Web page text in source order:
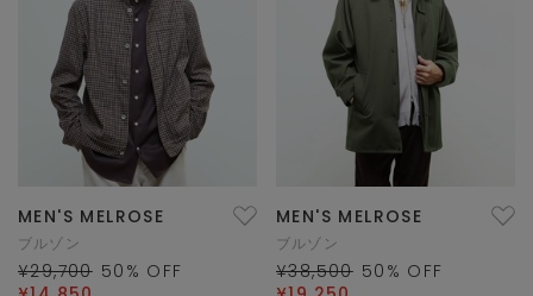
MEN'S MELROSE
ブルゾン
¥29,700 50 % OFF
MEN'S MELROSE
ブルゾン
¥38,500 50 % OFF